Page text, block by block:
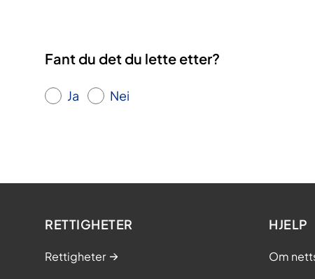
Fant du det du lette etter?
Ja Nei
RETTIGHETER
Rettigheter
HJELP
Om